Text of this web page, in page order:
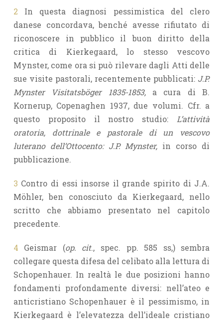
2 In questa diagnosi pessimistica del clero
danese concordava, benché avesse rifiutato di
riconoscere in pubblico il buon diritto della
critica di Kierkegaard, lo stesso vescovo
Mynster, come ora si può rilevare dagli Atti delle
sue visite pastorali, recentemente pubblicati: J.P.
Mynster Visitatsböger 1835-1853, a cura di B.
Kornerup, Copenaghen 1937, due volumi. Cfr. a
questo proposito il nostro studio: L’attività
oratoria, dottrinale e pastorale di un vescovo
luterano dell’Ottocento: J.P. Mynster, in corso di
pubblicazione.
3 Contro di essi insorse il grande spirito di J.A.
Möhler, ben conosciuto da Kierkegaard, nello
scritto che abbiamo presentato nel capitolo
precedente.
4 Geismar (op. cit., spec. pp. 585 ss,) sembra
collegare questa difesa del celibato alla lettura di
Schopenhauer. In realtà le due posizioni hanno
fondamenti profondamente diversi: nell’ateo e
anticristiano Schopenhauer è il pessimismo, in
Kierkegaard è l’elevatezza dell’ideale cristiano